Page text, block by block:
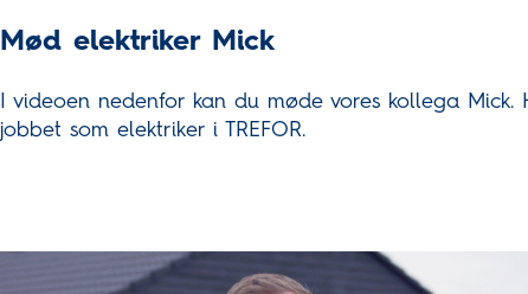
Mød elektriker Mick
I videoen nedenfor kan du møde vores kollega
jobbet som elektriker i TREFOR.